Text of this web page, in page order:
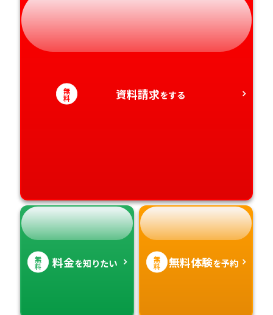
静岡県
和歌山県
徳島県
愛媛県
大分県
鹿児島県
無
料 資料請求をする
無
料 料金を知りたい 無
料 無料体験を予約